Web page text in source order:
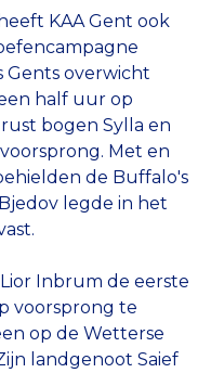
KAA Gent ook
Gents overwicht
half uur op
bogen Sylla en
Met en
de Buffalo's
legde in het
Inbrum de eerste
voorsprong te
op de Wetterse
landgenoot Saief